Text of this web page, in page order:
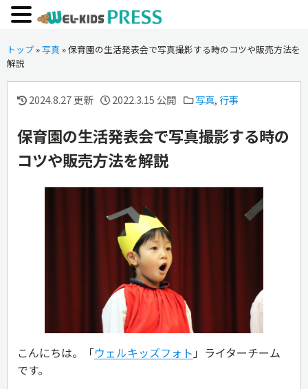
トップ»写真 »保育園の生活発表会で写真撮影する時のコツや販売方法を
解説
2024.8.27 更新 2022.3.15 公開 写真,行事
保育園の生活発表会で写真撮影する時の
コツや販売方法を解説
こんにちは。「ウェルキッズフォト」ライターチーム
です。